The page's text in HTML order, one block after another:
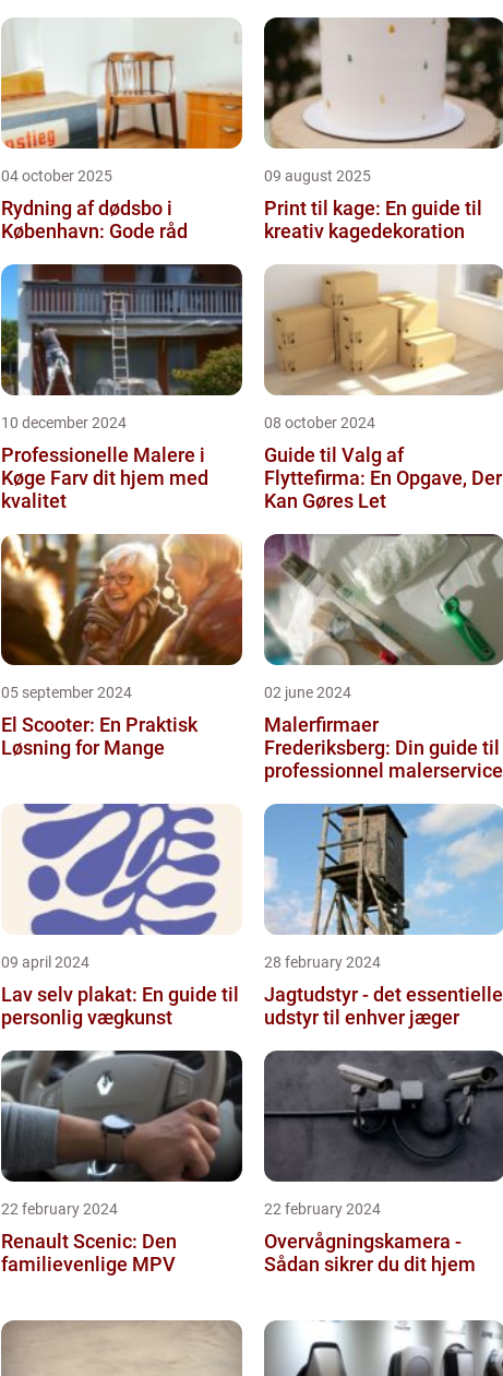
04 october 2025
Rydning af dødsbo i
København: Gode råd
09 august 2025
Print til kage: En guide til
kreativ kagedekoration
10 december 2024
Professionelle Malere i
Køge Farv dit hjem med
kvalitet
08 october 2024
Guide til Valg af
Flyttefirma: En Opgave, Der
Kan Gøres Let
05 september 2024
El Scooter: En Praktisk
Løsning for Mange
02 june 2024
Malerfirmaer
Frederiksberg: Din guide til
professionnel malerservice
09 april 2024
Lav selv plakat: En guide til
personlig vægkunst
28 february 2024
Jagtudstyr - det essentielle
udstyr til enhver jæger
22 february 2024
Renault Scenic: Den
familievenlige MPV
22 february 2024
Overvågningskamera -
Sådan sikrer du dit hjem